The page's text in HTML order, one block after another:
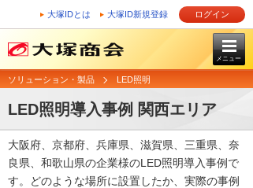
大塚IDとは 大塚ID新規登録 ログイン
メニュー
ソリューション・製品 LED照明
LED照明導入事例 関西エリア
大阪府、京都府、兵庫県、滋賀県、三重県、奈
良県、和歌山県の企業様のLED照明導入事例で
す。どのような場所に設置したか、実際の事例